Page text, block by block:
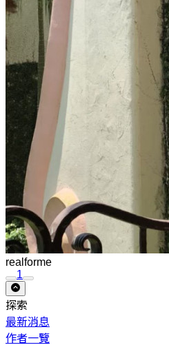
realforme
1
探索
最新消息
作者一覽